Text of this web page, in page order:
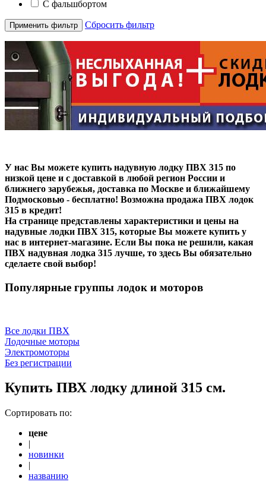
С фальшбортом
Применить фильтр Сбросить фильтр
У нас Вы можете купить надувную лодку ПВХ 315 по
низкой цене и с доставкой в любой регион России и
ближнего зарубежья, доставка по Москве и ближайшему
Подмосковью - бесплатно! Возможна продажа ПВХ лодок
315 в кредит!
На странице представлены характеристики и цены на
надувные лодки ПВХ 315, которые Вы можете купить у
нас в интернет-магазине. Если Вы пока не решили, какая
ПВХ надувная лодка 315 лучше, то здесь Вы обязательно
сделаете свой выбор!
Популярные группы лодок и моторов
Все лодки ПВХ
Лодочные моторы
Электромоторы
Без регистрации
Купить ПВХ лодку длиной 315 см.
Сортировать по:
цене
|
новинки
|
названию